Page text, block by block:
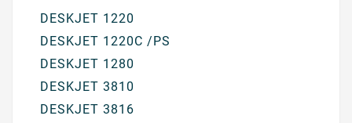
DESKJET 1220
DESKJET 1220C /PS
DESKJET 1280
DESKJET 3810
DESKJET 3816